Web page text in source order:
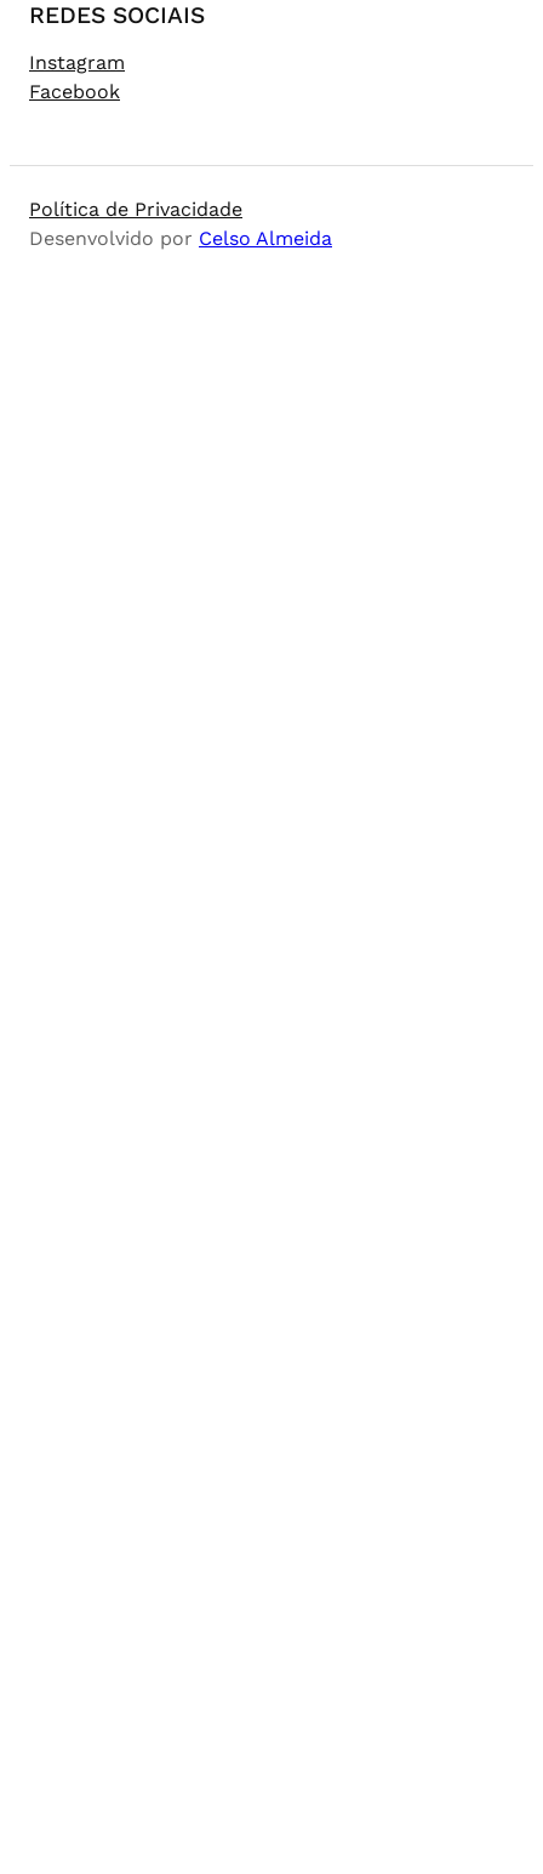
REDES SOCIAIS
Instagram
Facebook
Política de Privacidade
Desenvolvido por Celso Almeida